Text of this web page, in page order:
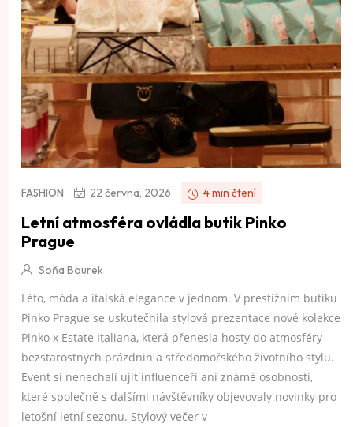
FASHION 22 června, 2026 4 min čtení
Letní atmosféra ovládla butik Pinko
Prague
Soňa Bourek
Léto, móda a italská elegance v jednom. V prestižním butiku
Pinko Prague se uskutečnila stylová prezentace nové kolekce
Pinko x Estate Italiana, která přenesla hosty do atmosféry
bezstarostných prázdnin a středomořského životního stylu.
Event si nenechali ujít influenceři ani známé osobnosti,
které společně s dalšími návštěvníky objevovaly novinky pro
letošní letní sezonu. Stylový večer v